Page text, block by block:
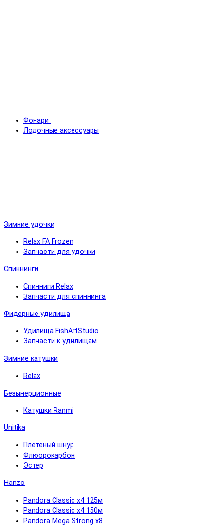
Фонари
Лодочные аксессуары
Зимние удочки
Relax FA Frozen
Запчасти для удочки
Спиннинги
Спинниги Relax
Запчасти для спиннинга
Фидерные удилища
Удилища FishArtStudio
Запчасти к удилищам
Зимние катушки
Relax
Безынерционные
Катушки Ranmi
Unitika
Плетеный шнур
Флюорокарбон
Эстер
Hanzo
Pandora Classic x4 125м
Pandora Classic x4 150м
Pandora Mega Strong x8